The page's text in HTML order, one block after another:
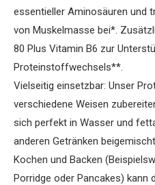
essentieller Aminosäuren und
von Muskelmasse bei*.
80 Plus Vitamin B6 zur
Proteinstoffwechsels**.
Vielseitig einsetzbar: Unser
verschiedene Weisen
sich perfekt in Wasser und
anderen Getränken
Kochen und Backen
Porridge oder Pancakes) kann